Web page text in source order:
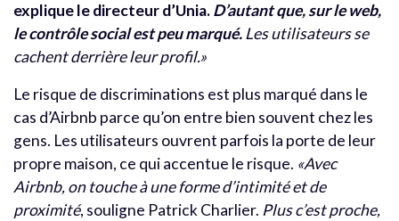
explique le directeur d’Unia.D’autant que, sur le web,
le contrôle social est peu marqué.Les utilisateurs se
cachent derrière leur profil.»
Le risque de discriminations est plus marqué dans le
cas d’Airbnb parce qu’on entre bien souvent chez les
gens. Les utilisateurs ouvrent parfois la porte de leur
propre maison, ce qui accentue le risque. «Avec
Airbnb, on touche à une forme d’intimité et de
proximité, souligne Patrick Charlier. Plus c’est proche,